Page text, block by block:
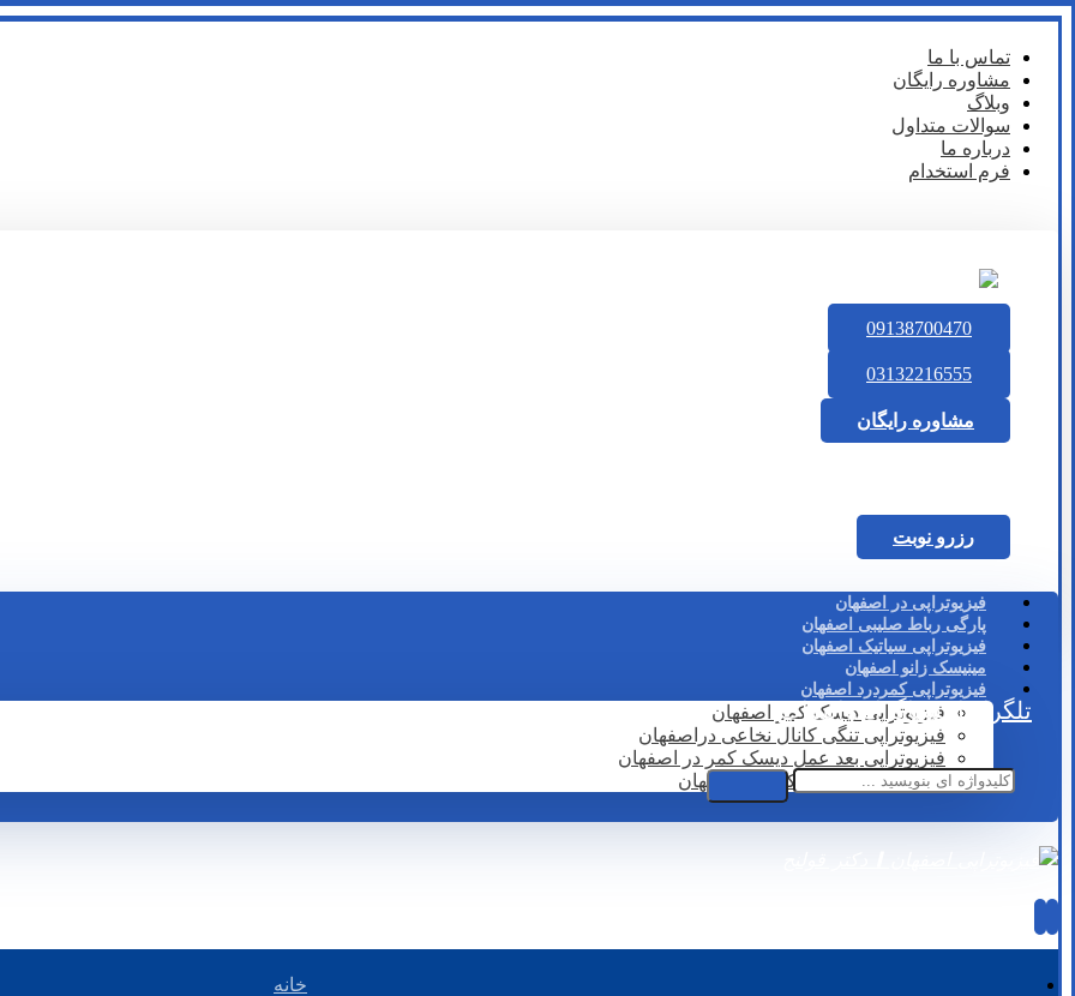
تماس با ما
مشاوره رایگان
وبلاگ
سوالات متداول
درباره ما
فرم استخدام
09138700470
03132216555
مشاوره رایگان
رزرو نوبت
فیزیوتراپی در اصفهان
پارگی رباط صلیبی اصفهان
فیزیوتراپی سیاتیک اصفهان
مینیسک زانو اصفهان
فیزیوتراپی کمردرد اصفهان
فیزیوتراپی دیسک کمر اصفهان
فیزیوتراپی تنگی کانال نخاعی دراصفهان
فیزیوتراپی بعد عمل دیسک کمر در اصفهان
لیزر درمانی دیسک کمر در اصفهان
تلگرام اینستاگرام واتساپ
خانه